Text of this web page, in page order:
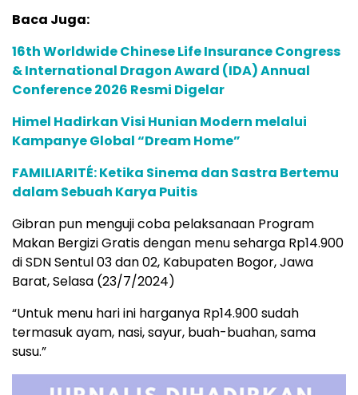
Baca Juga:
16th Worldwide Chinese Life Insurance Congress
& International Dragon Award (IDA) Annual
Conference 2026 Resmi Digelar
Himel Hadirkan Visi Hunian Modern melalui
Kampanye Global “Dream Home”
FAMILIARITÉ: Ketika Sinema dan Sastra Bertemu
dalam Sebuah Karya Puitis
Gibran pun menguji coba pelaksanaan Program
Makan Bergizi Gratis dengan menu seharga Rp14.900
di SDN Sentul 03 dan 02, Kabupaten Bogor, Jawa
Barat, Selasa (23/7/2024)
“Untuk menu hari ini harganya Rp14.900 sudah
termasuk ayam, nasi, sayur, buah-buahan, sama
susu.”